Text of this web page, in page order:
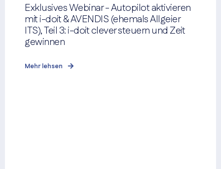
Exklusives Webinar - Autopilot aktivieren
mit i-doit & AVENDIS (ehemals Allgeier
ITS), Teil 3: i-doit clever steuern und Zeit
gewinnen
Mehr lehsen